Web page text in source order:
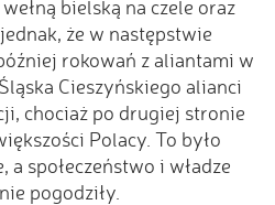
bielską na czele oraz
że w następstwie
rokowań z aliantami w
Cieszyńskiego alianci
chociaż po drugiej stronie
Polacy. To było
społeczeństwo i władze
pogodziły.